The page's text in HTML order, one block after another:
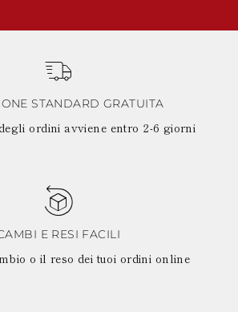
STANDARD GRATUITA
ordini avviene entro 2-6 giorni
E RESI FACILI
o il reso dei tuoi ordini online